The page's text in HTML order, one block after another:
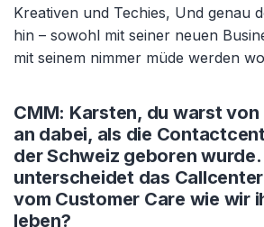
Kreativen und Techies, Und genau
hin – sowohl mit seiner neuen
mit seinem nimmer müde werden
CMM: Karsten, du warst
an dabei, als die
der Schweiz geboren wurde.
unterscheidet das
vom Customer Care wie wir
leben?